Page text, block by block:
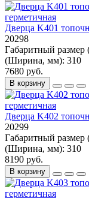
Дверца K401
20298
Габаритный
(Ширина, мм): 310
7680 руб.
В корзину
Дверца K402
20299
Габаритный
(Ширина, мм): 310
8190 руб.
В корзину